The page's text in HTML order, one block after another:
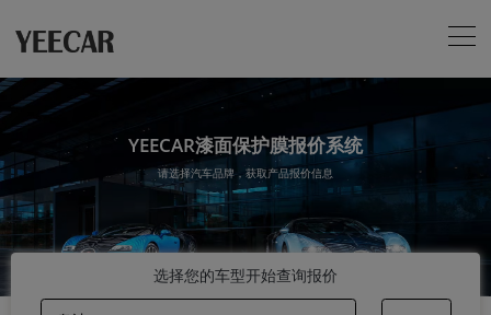
YEECAR漆面保护膜报价系统
请选择汽车品牌，获取产品报价信息
选择您的车型开始查询报价